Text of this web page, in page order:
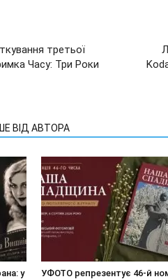
третьої
Часу: Три Роки
ВІД АВТОРА
у
УФОТО репрезентує 46-й